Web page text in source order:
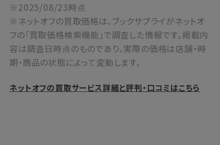
※2025/08/23時点
※ネットオフの買取価格は、ブックサプライがネットオ
フの「買取価格検索機能」で調査した情報です。掲載内
容は調査日時点のものであり、実際の価格は店舗・時
期・商品の状態によって変動します。
ネットオフの買取サービス詳細と評判・口コミはこちら